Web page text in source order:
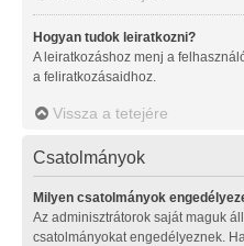
Hogyan tudok leiratkozni?
A leiratkozáshoz menj a
a feliratkozásaidhoz.
Vissza a tetejére
Csatolmányok
Milyen csatolmányok
Az adminisztrátorok saját maguk
csatolmányokat engedélyeznek.